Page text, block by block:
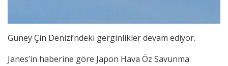
Güney Çin Denizi’ndeki gerginlikler devam ediyor.
Janes’in haberine göre Japon Hava Öz Savunma